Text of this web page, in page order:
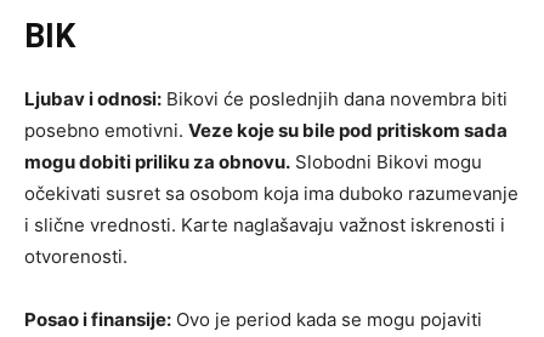
BIK
Ljubav i odnosi: Bikovi će poslednjih dana novembra biti
posebno emotivni. Veze koje su bile pod pritiskom sada
mogu dobiti priliku za obnovu. Slobodni Bikovi mogu
očekivati susret sa osobom koja ima duboko razumevanje
i slične vrednosti. Karte naglašavaju važnost iskrenosti i
otvorenosti.
Posao i finansije: Ovo je period kada se mogu pojaviti